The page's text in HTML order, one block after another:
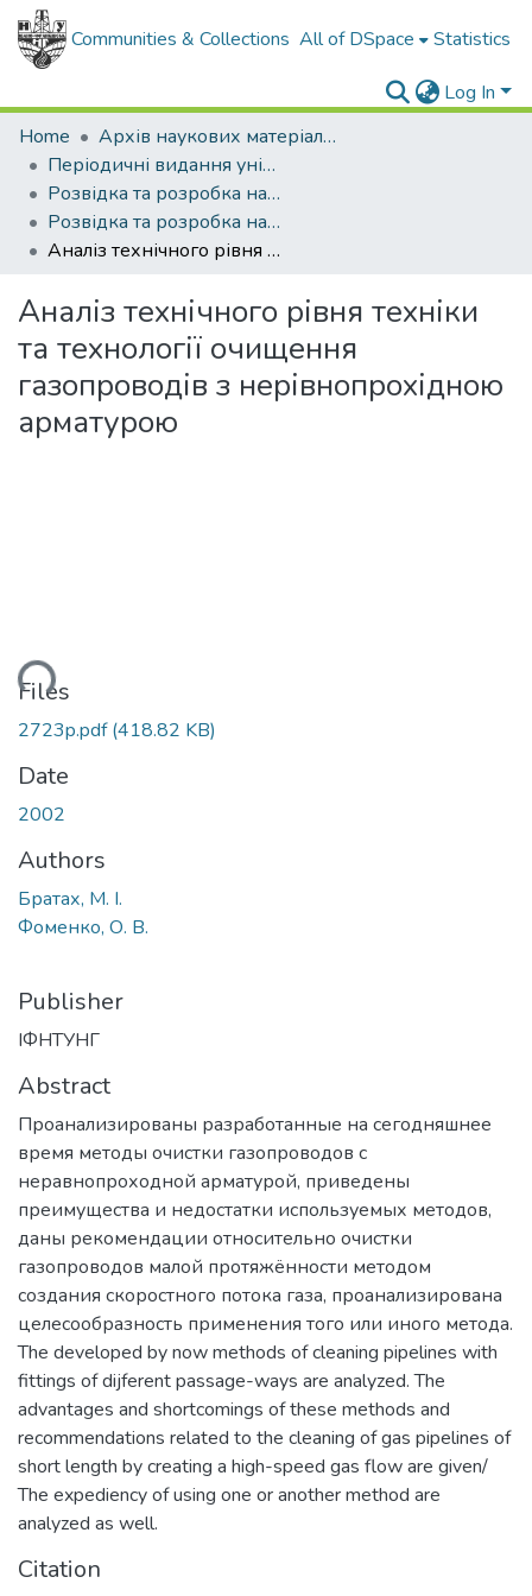
Communities & Collections All of DSpace Statistics
Log In
Home
Архів наукових матеріалів
Періодичні видання університету
Розвідка та розробка нафтових і газових родовищ
Розвідка та розробка нафтових і газових родовищ - 2002 - №3
Аналіз технічного рівня техніки та технології очищення газопроводів з нерівнопрохідною арматурою
Аналіз технічного рівня техніки
та технології очищення
газопроводів з нерівнопрохідною
арматурою
Files
2723p.pdf(418.82 KB)
Date
2002
Authors
Братах, М. І.
Фоменко, О. В.
Publisher
ІФНТУНГ
Abstract
Проанализированы разработанные на сегодняшнее
время методы очистки газопроводов с
неравнопроходной арматурой, приведены
преимущества и недостатки используемых методов,
даны рекомендации относительно очистки
газопроводов малой протяжённости методом
создания скоростного потока газа, проанализирована
целесообразность применения того или иного метода.
The developed by now methods of cleaning pipelines with
fittings of dijferent passage-ways are analyzed. The
advantages and shortcomings of these methods and
recommendations related to the cleaning of gas pipelines of
short length by creating a high-speed gas flow are given/
The expediency of using one or another method are
analyzed as well.
Citation